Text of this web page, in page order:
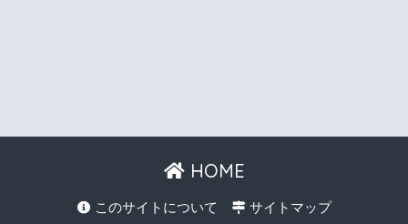
HOME
このサイトについて サイトマップ